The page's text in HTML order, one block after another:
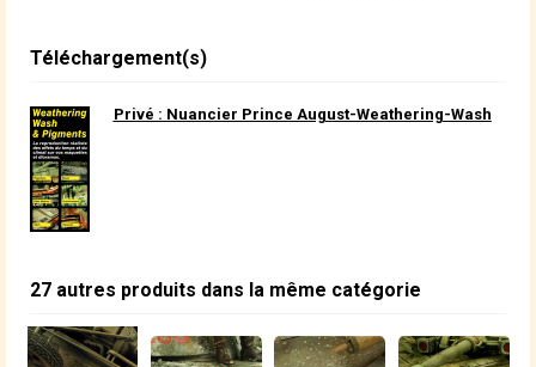
Téléchargement(s)
Privé : Nuancier Prince August-Weathering-Wash
27 autres produits dans la même catégorie